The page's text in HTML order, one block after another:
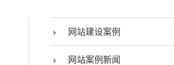
网站建设案例
网站案例新闻